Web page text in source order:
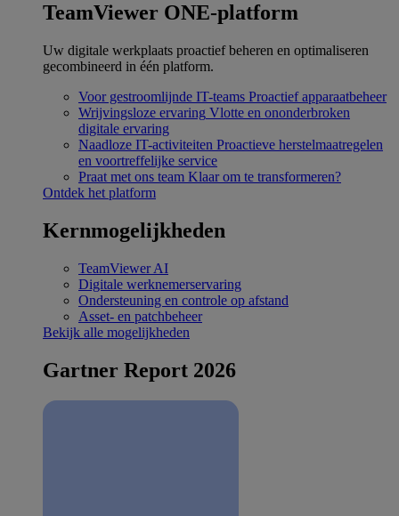
TeamViewer ONE-platform
Uw digitale werkplaats proactief beheren en optimaliseren
gecombineerd in één platform.
Voor gestroomlijnde IT-teams Proactief apparaatbeheer
Wrijvingsloze ervaring Vlotte en ononderbroken
digitale ervaring
Naadloze IT-activiteiten Proactieve herstelmaatregelen
en voortreffelijke service
Praat met ons team Klaar om te transformeren?
Ontdek het platform
Kernmogelijkheden
TeamViewer AI
Digitale werknemerservaring
Ondersteuning en controle op afstand
Asset- en patchbeheer
Bekijk alle mogelijkheden
Gartner Report 2026